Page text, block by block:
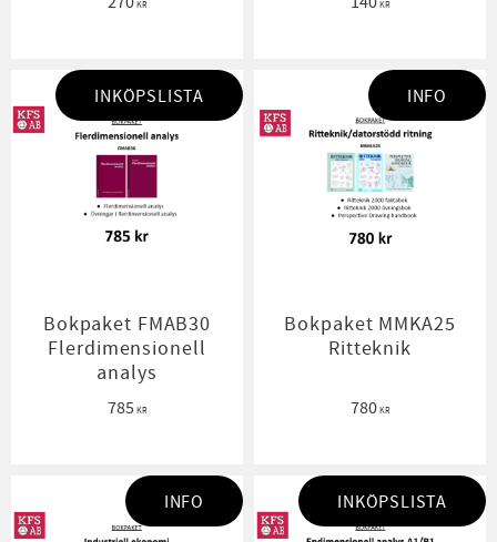
KR KR
Bokpaket FMAB30
Flerdimensionell
analys
785 KR
INKÖPSLISTA
Bokpaket MMKA25
Ritteknik
780KR
INFO
INFO INKÖPSLISTA